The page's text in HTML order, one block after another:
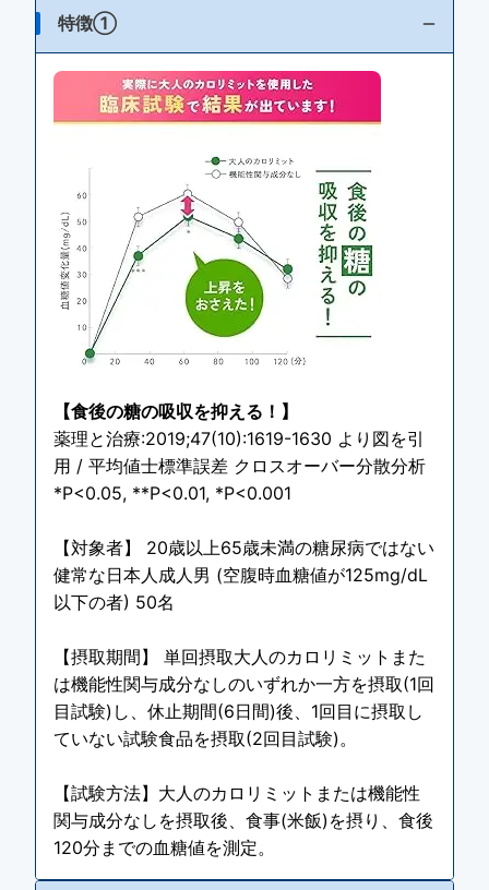
特徴①
【食後の糖の吸収を抑える！】
薬理と治療:2019;47(10):1619-1630 より図を引
用 / 平均値士標準誤差 クロスオーバー分散分析
*P<0.05, **P<0.01, *P<0.001
【対象者】 20歳以上65歳未満の糖尿病ではない
健常な日本人成人男 (空腹時血糖値が125mg/dL
以下の者) 50名
【摂取期間】 単回摂取大人のカロリミットまた
は機能性関与成分なしのいずれか一方を摂取(1回
目試験)し、休止期間(6日間)後、1回目に摂取し
ていない試験食品を摂取(2回目試験)。
【試験方法】大人のカロリミットまたは機能性
関与成分なしを摂取後、食事(米飯)を摂り、食後
120分までの血糖値を測定。